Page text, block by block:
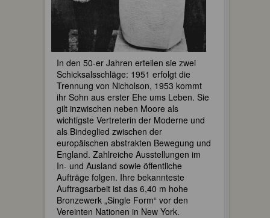
In den 50-er Jahren erteilen sie zwei
Schicksalsschläge: 1951 erfolgt die
Trennung von Nicholson, 1953 kommt
ihr Sohn aus erster Ehe ums Leben. Sie
gilt inzwischen neben Moore als
wichtigste Vertreterin der Moderne und
als Bindeglied zwischen der
europäischen abstrakten Bewegung und
England. Zahlreiche Ausstellungen im
In- und Ausland sowie öffentliche
Aufträge folgen. Ihre bekannteste
Auftragsarbeit ist das 6,40 m hohe
Bronzewerk „Single Form“ vor den
Vereinten Nationen in New York.